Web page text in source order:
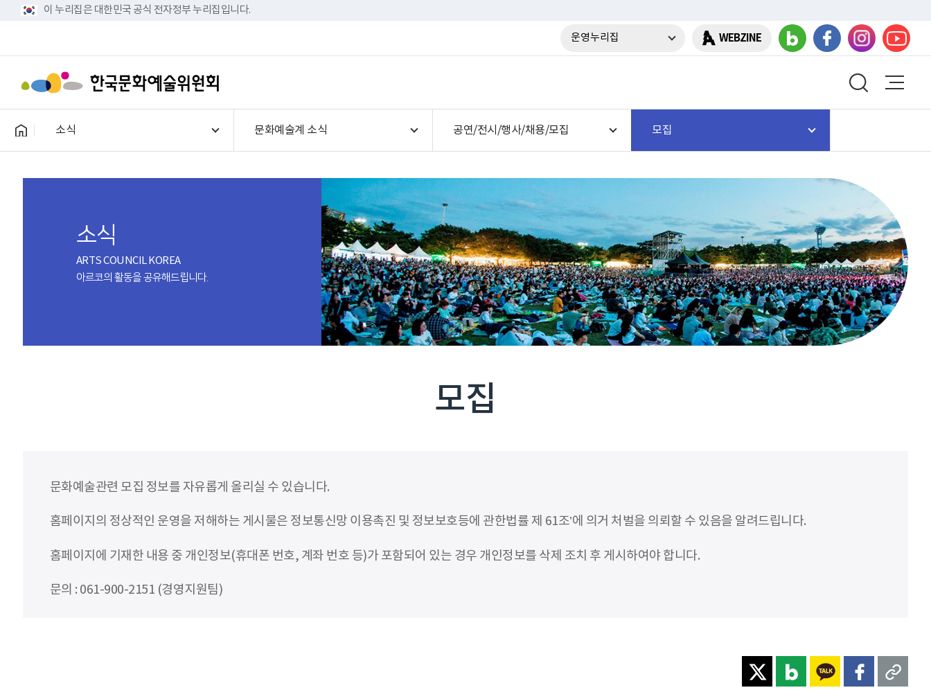
이 누리집은 대한민국 공식 전자정부 누리집입니다.
운영누리집 WEBZINE
소식 문화예술계 소식 공연/전시/행사/채용/모집 모집
소식
ARTS COUNCIL KOREA
아르코의 활동을 공유해드립니다.
모집
문화예술관련 모집 정보를 자유롭게 올리실 수 있습니다.
홈페이지의 정상적인 운영을 저해하는 게시물은 정보통신망 이용촉진 및 정보보호등에 관한법률 제 61조’에 의거 처벌을 의뢰할 수 있음을 알려드립니다.
홈페이지에 기재한 내용 중 개인정보(휴대폰 번호, 계좌 번호 등)가 포함되어 있는 경우 개인정보를 삭제 조치 후 게시하여야 합니다.
문의 : 061-900-2151 (경영지원팀)